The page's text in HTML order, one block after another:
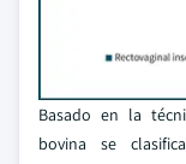
Basado en la
bovina se